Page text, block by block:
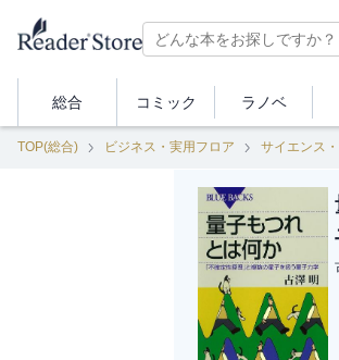
総合 コミック ラノベ
TOP(総合) ビジネス・実用フロア サイエンス